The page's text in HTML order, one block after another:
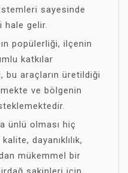
sayesinde
hale gelir.
popülerliği, ilçenin
katkılar
bu araçların üretildiği
ve bölgenin
ünlü olması hiç
dayanıklılık,
mükemmel bir